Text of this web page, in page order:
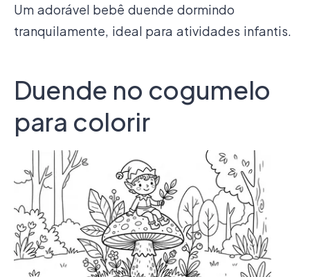
Um adorável bebê duende dormindo
tranquilamente, ideal para atividades infantis.
Duende no cogumelo
para colorir